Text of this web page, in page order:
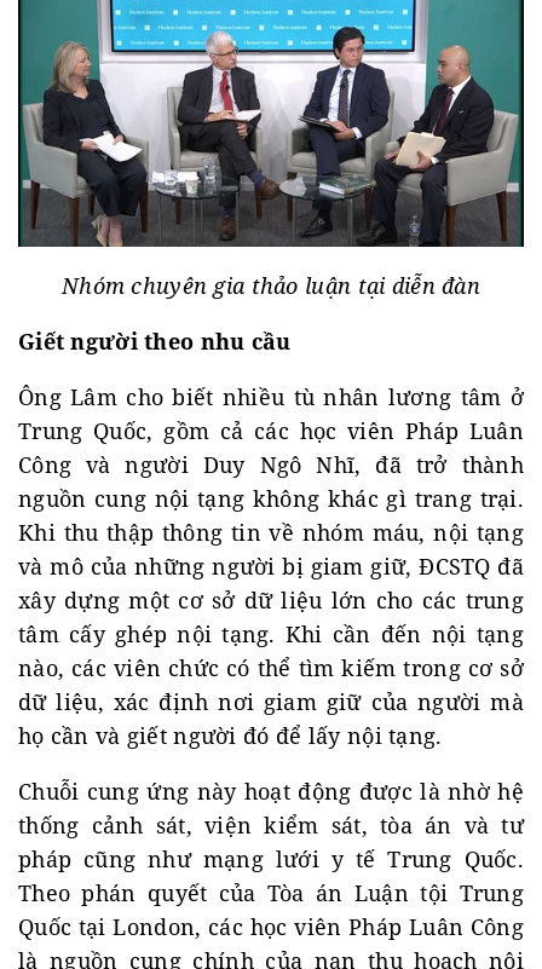
Nhóm chuyên gia thảo luận tại diễn đàn
Giết người theo nhu cầu
Ông Lâm cho biết nhiều tù nhân lương tâm ở
Trung Quốc, gồm cả các học viên Pháp Luân
Công và người Duy Ngô Nhĩ, đã trở thành
nguồn cung nội tạng không khác gì trang trại.
Khi thu thập thông tin về nhóm máu, nội tạng
và mô của những người bị giam giữ, ĐCSTQ đã
xây dựng một cơ sở dữ liệu lớn cho các trung
tâm cấy ghép nội tạng. Khi cần đến nội tạng
nào, các viên chức có thể tìm kiếm trong cơ sở
dữ liệu, xác định nơi giam giữ của người mà
họ cần và giết người đó để lấy nội tạng.
Chuỗi cung ứng này hoạt động được là nhờ hệ
thống cảnh sát, viện kiểm sát, tòa án và tư
pháp cũng như mạng lưới y tế Trung Quốc.
Theo phán quyết của Tòa án Luận tội Trung
Quốc tại London, các học viên Pháp Luân Công
là nguồn cung chính của nạn thu hoạch nội